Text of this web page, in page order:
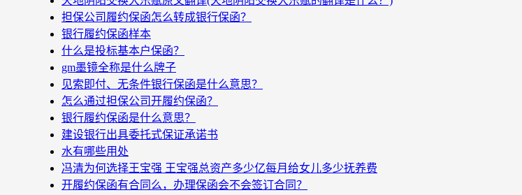
担保公司履约保函怎么转成银行保函？
银行履约保函样本
什么是投标基本户保函？
gm墨镜全称是什么牌子
见索即付、无条件银行保函是什么意思？
怎么通过担保公司开履约保函？
银行履约保函是什么意思？
建设银行出具委托式保证承诺书
水有哪些用处
冯清为何选择王宝强 王宝强总资产多少亿每月给女儿多少抚养费
开履约保函有合同么，办理保函会不会签订合同？